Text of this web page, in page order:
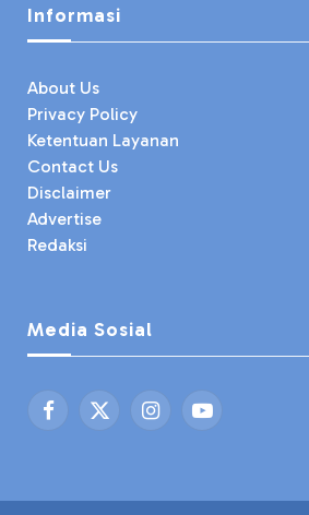
Informasi
About Us
Privacy Policy
Ketentuan Layanan
Contact Us
Disclaimer
Advertise
Redaksi
Media Sosial
Facebook
X
InstagramYouTube